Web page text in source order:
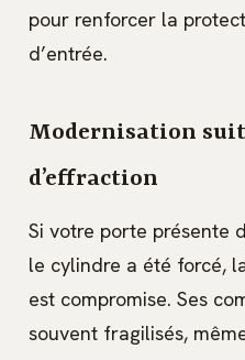
pour renforcer la
d’entrée.
Modernisation
d’effraction
Si votre porte présente
le cylindre a été forcé,
est compromise. Ses
souvent fragilisés,